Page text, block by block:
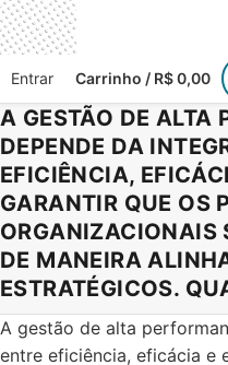
Entrar Carrinho / R$ 0,00
A GESTÃO DE ALTA
DEPENDE DA
EFICIÊNCIA,
GARANTIR QUE OS
ORGANIZACIONAIS
DE MANEIRA
ESTRATÉGICOS.
A gestão de alta
entre eficiência, eficácia e